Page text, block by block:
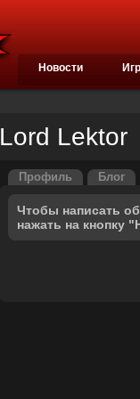
Новости
Lord Lektor
Профиль Блог
Чтобы написать
нажать на кнопку